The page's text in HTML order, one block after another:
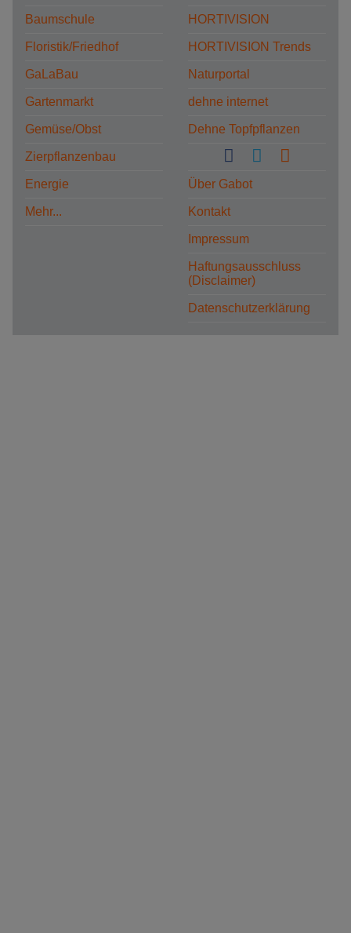
Baumschule
Floristik/Friedhof
GaLaBau
Gartenmarkt
Gemüse/Obst
Zierpflanzenbau
Energie
Mehr...
HORTIVISION
HORTIVISION Trends
Naturportal
dehne internet
Dehne Topfpflanzen
Über Gabot
Kontakt
Impressum
Haftungsausschluss
(Disclaimer)
Datenschutzerklärung